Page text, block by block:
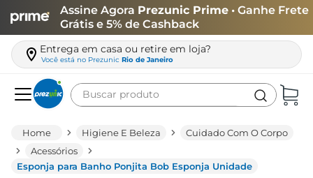
Assine Agora Prezunic Prime • Ganhe Frete
Grátis e 5% de Cashback
Entrega em casa ou retire em loja?
Você está no Prezunic Rio de Janeiro
Buscar produto
Higiene E Beleza
Cuidado Com O Corpo
Acessórios
Esponja para Banho Ponjita Bob Esponja Unidade
leite